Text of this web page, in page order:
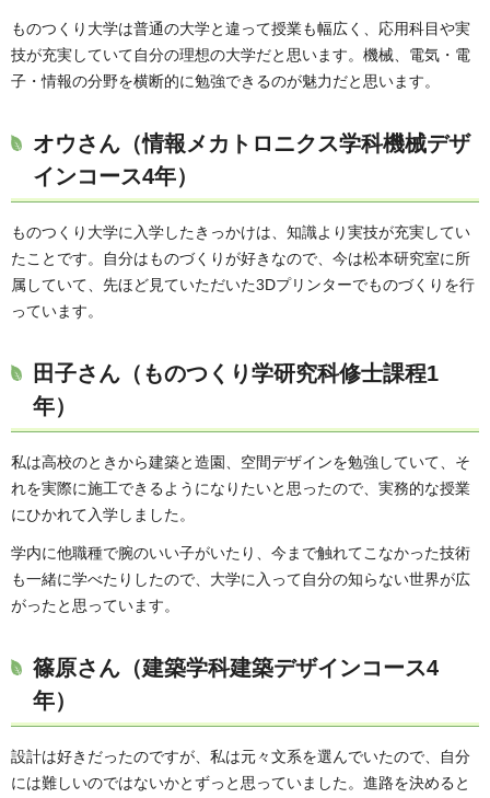
ものつくり大学は普通の大学と違って授業も幅広く、応用科目や実
技が充実していて自分の理想の大学だと思います。機械、電気・電
子・情報の分野を横断的に勉強できるのが魅力だと思います。
オウさん（情報メカトロニクス学科機械デザ
インコース4年）
ものつくり大学に入学したきっかけは、知識より実技が充実してい
たことです。自分はものづくりが好きなので、今は松本研究室に所
属していて、先ほど見ていただいた3Dプリンターでものづくりを行
っています。
田子さん（ものつくり学研究科修士課程1
年）
私は高校のときから建築と造園、空間デザインを勉強していて、そ
れを実際に施工できるようになりたいと思ったので、実務的な授業
にひかれて入学しました。
学内に他職種で腕のいい子がいたり、今まで触れてこなかった技術
も一緒に学べたりしたので、大学に入って自分の知らない世界が広
がったと思っています。
篠原さん（建築学科建築デザインコース4
年）
設計は好きだったのですが、私は元々文系を選んでいたので、自分
には難しいのではないかとずっと思っていました。進路を決めると